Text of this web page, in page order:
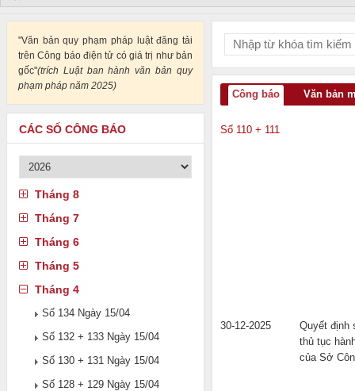
"Văn bản quy phạm pháp luật đăng tải
trên Công báo điện tử có giá trị như bản
gốc"(trích Luật ban hành văn bản quy
phạm pháp năm 2025)
CÁC SỐ CÔNG BÁO
Tháng 8
Tháng 7
Tháng 6
Tháng 5
Tháng 4
Số 134 Ngày 15/04
Số 132 + 133 Ngày 15/04
Số 130 + 131 Ngày 15/04
Số 128 + 129 Ngày 15/04
Công báo Văn bản
Số 110 + 111
30-12-2025
Quyết định
thủ tục
của Sở